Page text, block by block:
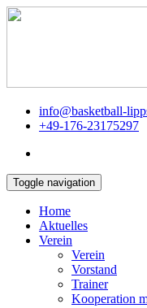
info@basketball-
+49-176-23175297
Toggle navigation
Home
Aktuelles
Verein
Verein
Vorstand
Trainer
Kooperation